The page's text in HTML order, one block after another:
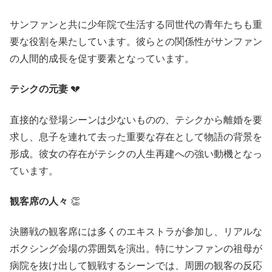
サンファンと共に少年院で生活する同世代の青年たちも重
要な役割を果たしています。彼らとの関係性がサンファン
の人間的成長を促す要素となっています。
テシクの元妻 💔
直接的な登場シーンは少ないものの、テシクから離婚を要
求し、息子を連れて去った重要な存在として物語の背景を
形成。彼女の存在がテシクの人生再建への強い動機となっ
ています。
観客席の人々 👏
決勝戦の観客席には多くのエキストラが参加し、リアルな
ボクシング会場の雰囲気を演出。特にサンファンの祖母が
病院を抜け出して観戦するシーンでは、周囲の観客の反応